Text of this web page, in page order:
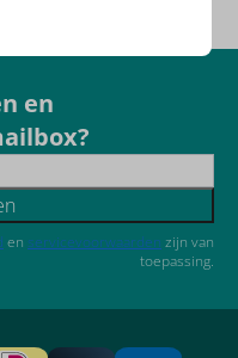
en
en servicevoorwaarden zijn van
toepassing.